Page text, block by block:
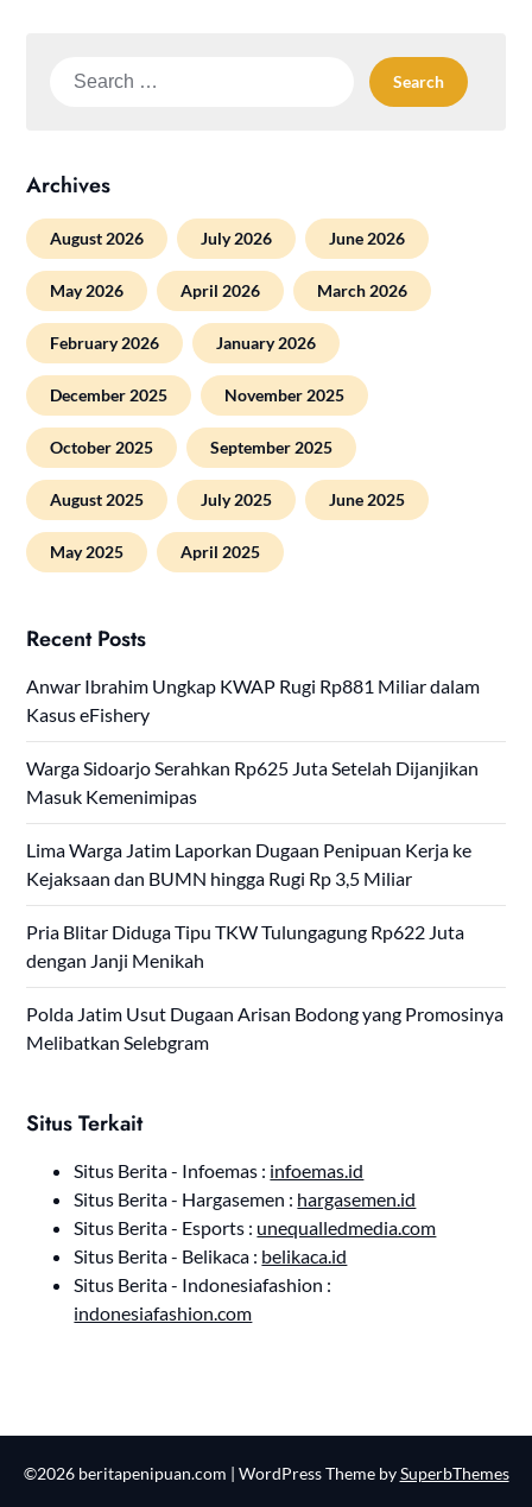
Search
Archives
August 2026 July 2026 June 2026
May 2026 April 2026 March 2026
February 2026 January 2026
December 2025 November 2025
October 2025 September 2025
August 2025 July 2025 June 2025
May 2025 April 2025
Recent Posts
Anwar Ibrahim Ungkap KWAP Rugi Rp881 Miliar dalam
Kasus eFishery
Warga Sidoarjo Serahkan Rp625 Juta Setelah Dijanjikan
Masuk Kemenimipas
Lima Warga Jatim Laporkan Dugaan Penipuan Kerja ke
Kejaksaan dan BUMN hingga Rugi Rp 3,5 Miliar
Pria Blitar Diduga Tipu TKW Tulungagung Rp622 Juta
dengan Janji Menikah
Polda Jatim Usut Dugaan Arisan Bodong yang Promosinya
Melibatkan Selebgram
Situs Terkait
Situs Berita - Infoemas : infoemas.id
Situs Berita - Hargasemen : hargasemen.id
Situs Berita - Esports : unequalledmedia.com
Situs Berita - Belikaca : belikaca.id
Situs Berita - Indonesiafashion :
indonesiafashion.com
©2026 beritapenipuan.com | WordPress Theme bySuperbThemes